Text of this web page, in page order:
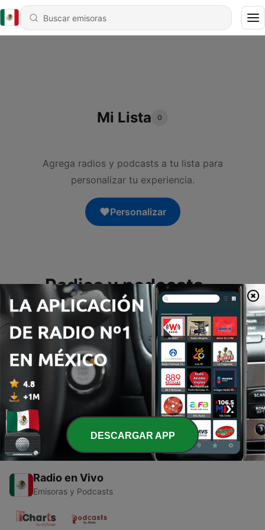
Mi Lista 0
Agrega radios y podcasts a tu lista para
personalizar tu experiencia.
Personalizar
Radios y podcasts
recientes
0
Tus radios y podcasts reproducidos
recientemente se guardarán y aparecerán aquí.
Radio en Vivo
Emisoras y Podcasts
DESCARGAR APP